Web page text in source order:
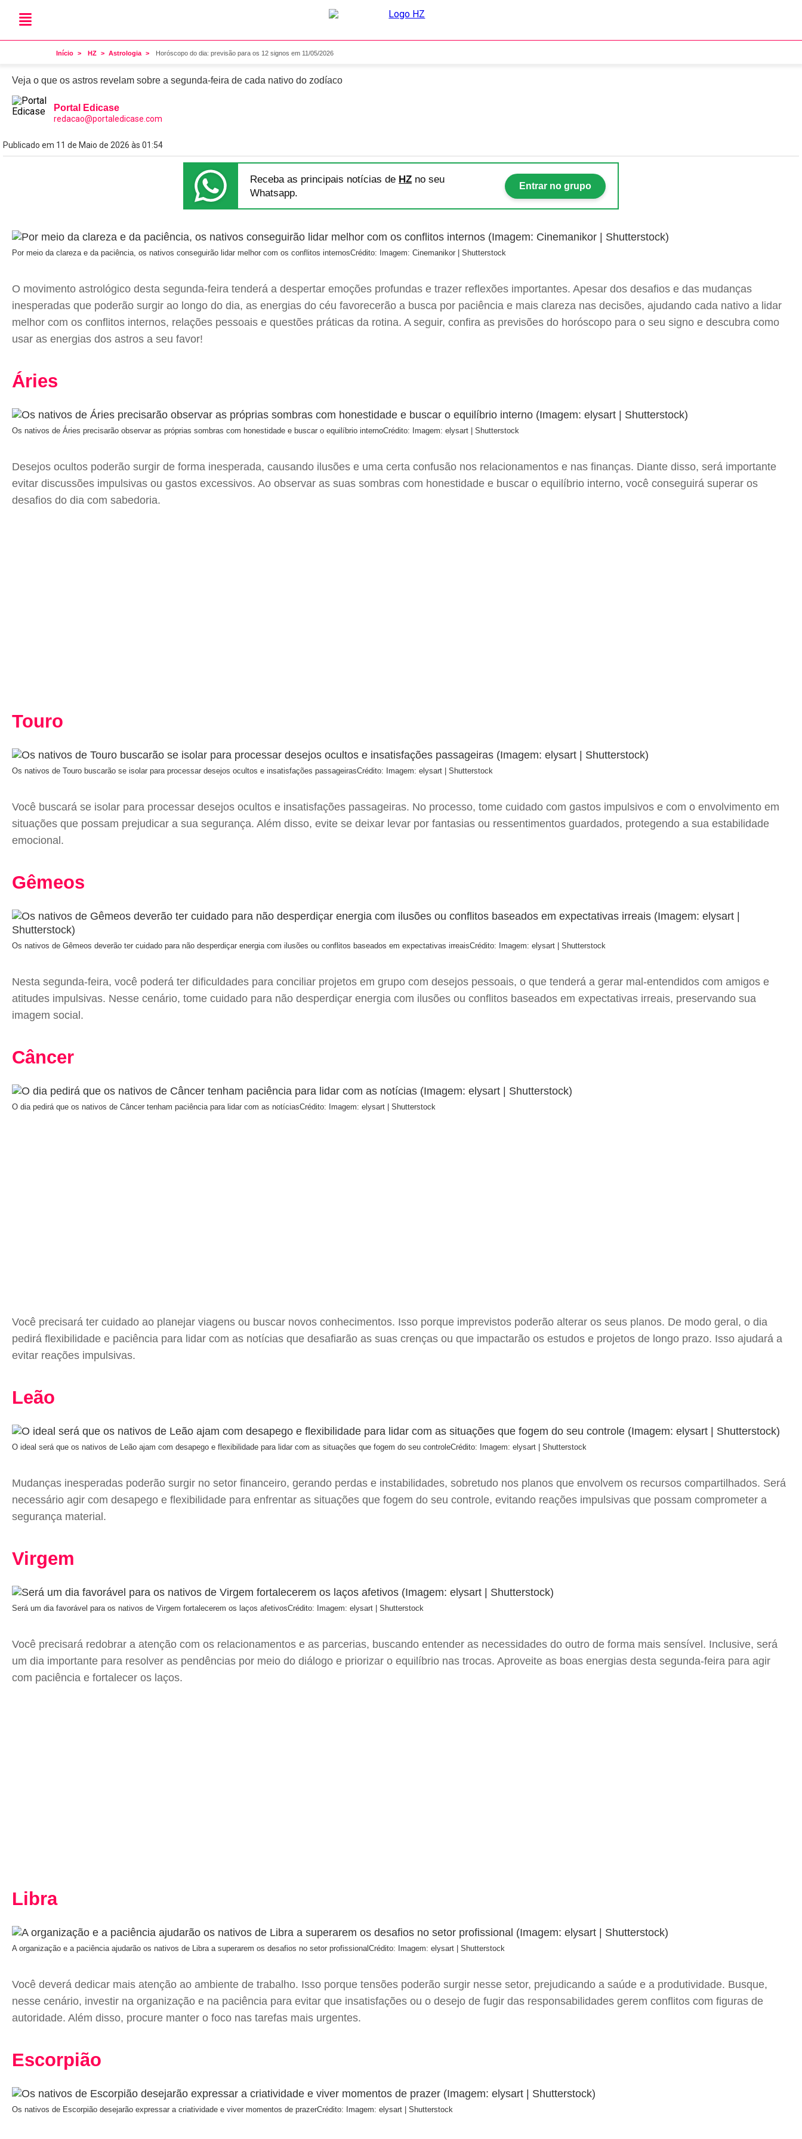
Início HZ Astrologia Horóscopo do dia: previsão para os 12 signos em 11/05/2026
Astrologia
Horóscopo do dia: previsão para os 12 signos em 11/05/2026
Veja o que os astros revelam sobre a segunda-feira de cada nativo do zodíaco
Portal Edicase
redacao@portaledicase.com
Publicado em 11 de Maio de 2026 às 01:54
Receba as principais notícias de HZ no seu
Whatsapp.
Entrar no grupo
Por meio da clareza e da paciência, os nativos conseguirão lidar melhor com os conflitos internosCrédito: Imagem: Cinemanikor | Shutterstock
O movimento astrológico desta segunda-feira tenderá a despertar emoções profundas e trazer reflexões importantes. Apesar dos desafios e das mudanças
inesperadas que poderão surgir ao longo do dia, as energias do céu favorecerão a busca por paciência e mais clareza nas decisões, ajudando cada nativo a lidar
melhor com os conflitos internos, relações pessoais e questões práticas da rotina. A seguir, confira as previsões do horóscopo para o seu signo e descubra como
usar as energias dos astros a seu favor!
Áries
Os nativos de Áries precisarão observar as próprias sombras com honestidade e buscar o equilíbrio internoCrédito: Imagem: elysart | Shutterstock
Desejos ocultos poderão surgir de forma inesperada, causando ilusões e uma certa confusão nos relacionamentos e nas finanças. Diante disso, será importante
evitar discussões impulsivas ou gastos excessivos. Ao observar as suas sombras com honestidade e buscar o equilíbrio interno, você conseguirá superar os
desafios do dia com sabedoria.
Touro
Os nativos de Touro buscarão se isolar para processar desejos ocultos e insatisfações passageirasCrédito: Imagem: elysart | Shutterstock
Você buscará se isolar para processar desejos ocultos e insatisfações passageiras. No processo, tome cuidado com gastos impulsivos e com o envolvimento em
situações que possam prejudicar a sua segurança. Além disso, evite se deixar levar por fantasias ou ressentimentos guardados, protegendo a sua estabilidade
emocional.
Gêmeos
Os nativos de Gêmeos deverão ter cuidado para não desperdiçar energia com ilusões ou conflitos baseados em expectativas irreaisCrédito: Imagem: elysart | Shutterstock
Nesta segunda-feira, você poderá ter dificuldades para conciliar projetos em grupo com desejos pessoais, o que tenderá a gerar mal-entendidos com amigos e
atitudes impulsivas. Nesse cenário, tome cuidado para não desperdiçar energia com ilusões ou conflitos baseados em expectativas irreais, preservando sua
imagem social.
Câncer
O dia pedirá que os nativos de Câncer tenham paciência para lidar com as notíciasCrédito: Imagem: elysart | Shutterstock
Você precisará ter cuidado ao planejar viagens ou buscar novos conhecimentos. Isso porque imprevistos poderão alterar os seus planos. De modo geral, o dia
pedirá flexibilidade e paciência para lidar com as notícias que desafiarão as suas crenças ou que impactarão os estudos e projetos de longo prazo. Isso ajudará a
evitar reações impulsivas.
Leão
O ideal será que os nativos de Leão ajam com desapego e flexibilidade para lidar com as situações que fogem do seu controleCrédito: Imagem: elysart | Shutterstock
Mudanças inesperadas poderão surgir no setor financeiro, gerando perdas e instabilidades, sobretudo nos planos que envolvem os recursos compartilhados. Será
necessário agir com desapego e flexibilidade para enfrentar as situações que fogem do seu controle, evitando reações impulsivas que possam comprometer a
segurança material.
Virgem
Será um dia favorável para os nativos de Virgem fortalecerem os laços afetivosCrédito: Imagem: elysart | Shutterstock
Você precisará redobrar a atenção com os relacionamentos e as parcerias, buscando entender as necessidades do outro de forma mais sensível. Inclusive, será
um dia importante para resolver as pendências por meio do diálogo e priorizar o equilíbrio nas trocas. Aproveite as boas energias desta segunda-feira para agir
com paciência e fortalecer os laços.
Libra
A organização e a paciência ajudarão os nativos de Libra a superarem os desafios no setor profissionalCrédito: Imagem: elysart | Shutterstock
Você deverá dedicar mais atenção ao ambiente de trabalho. Isso porque tensões poderão surgir nesse setor, prejudicando a saúde e a produtividade. Busque,
nesse cenário, investir na organização e na paciência para evitar que insatisfações ou o desejo de fugir das responsabilidades gerem conflitos com figuras de
autoridade. Além disso, procure manter o foco nas tarefas mais urgentes.
Escorpião
Os nativos de Escorpião desejarão expressar a criatividade e viver momentos de prazerCrédito: Imagem: elysart | Shutterstock